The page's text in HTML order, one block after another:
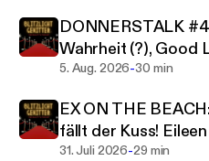
DONNERSTALK
Wahrheit (?), Good
gegen Julia
5. Aug. 2026-30 min
EX ON THE
fällt der Kuss!
31. Juli 2026-29 min